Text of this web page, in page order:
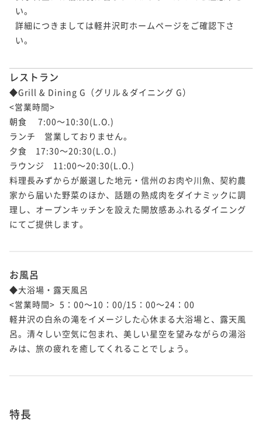
い。
詳細につきましては軽井沢町ホームページをご確認下さ
い。
レストラン
◆Grill & Dining G（グリル＆ダイニング G）
<営業時間>
朝食　 7:00～10:30(L.O.)
ランチ　営業しておりません。
夕食　17:30～20:30(L.O.)
ラウンジ　11:00～20:30(L.O.)
料理長みずからが厳選した地元・信州のお肉や川魚、契約農
家から届いた野菜のほか、話題の熟成肉をダイナミックに調
理し、オープンキッチンを設えた開放感あふれるダイニング
にてご提供します。
お風呂
◆大浴場・露天風呂
<営業時間>  5：00～10：00/15：00～24：00
軽井沢の白糸の滝をイメージした心休まる大浴場と、露天風
呂。清々しい空気に包まれ、美しい星空を望みながらの湯浴
みは、旅の疲れを癒してくれることでしょう。
特長